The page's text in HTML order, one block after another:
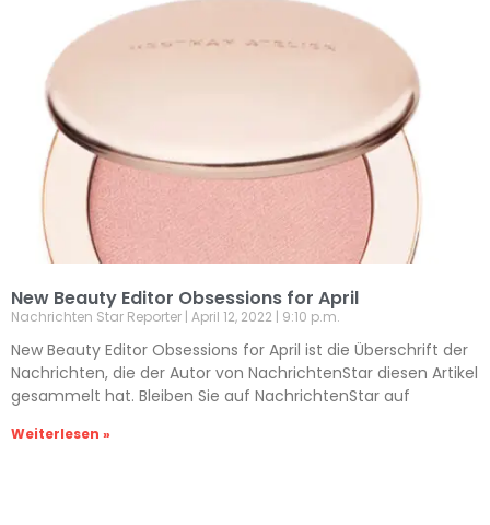
New Beauty Editor Obsessions for April
Nachrichten Star Reporter April 12, 2022 9:10 p.m.
New Beauty Editor Obsessions for April ist die Überschrift der
Nachrichten, die der Autor von NachrichtenStar diesen Artikel
gesammelt hat. Bleiben Sie auf NachrichtenStar auf
Weiterlesen »